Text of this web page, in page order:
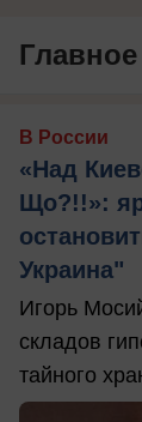
В России
«Над
Що?!!»:
Украина"
Игорь
складов
тайного